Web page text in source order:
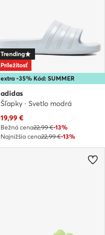
extra -35% Kód: SUMMER
Trending
Príležitosť
adidas
Šľapky · Svetlo modrá
Aktuálna cena
19,99 €
Bežná cena22,99 €-13%
Najnižšia cena22,99 €-13%